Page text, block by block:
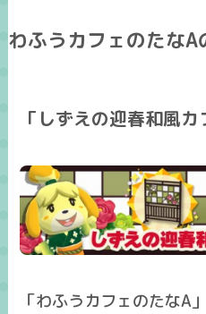
わふうカフェのたなA
「しずえの迎春和風
「わふうカフェのたなA